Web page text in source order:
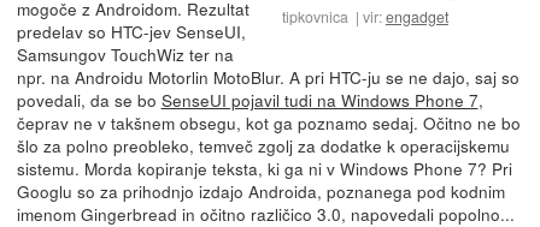
tipkovnica
vir:engadget
mogoče z Androidom. Rezultat
predelav so HTC-jev SenseUI,
Samsungov TouchWiz ter na
npr. na Androidu Motorlin MotoBlur. A pri HTC-ju se ne dajo, saj so
povedali, da se bo SenseUI pojavil tudi na Windows Phone 7,
čeprav ne v takšnem obsegu, kot ga poznamo sedaj. Očitno ne bo
šlo za polno preobleko, temveč zgolj za dodatke k operacijskemu
sistemu. Morda kopiranje teksta, ki ga ni v Windows Phone 7? Pri
Googlu so za prihodnjo izdajo Androida, poznanega pod kodnim
imenom Gingerbread in očitno različico 3.0, napovedali popolno...